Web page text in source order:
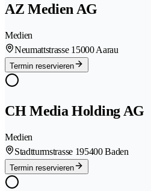
AZ Medien AG
Medien
Neumattstrasse 1 5000 Aarau
Termin reservieren
CH Media Holding AG
Medien
Stadtturmstrasse 195400 Baden
Termin reservieren